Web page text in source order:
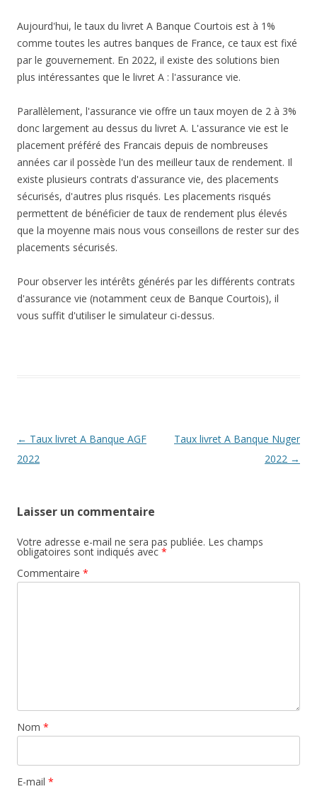
Aujourd'hui, le taux du livret A Banque Courtois est à 1%
comme toutes les autres banques de France, ce taux est fixé
par le gouvernement. En 2022, il existe des solutions bien
plus intéressantes que le livret A : l'assurance vie.
Parallèlement, l'assurance vie offre un taux moyen de 2 à 3%
donc largement au dessus du livret A. L'assurance vie est le
placement préféré des Francais depuis de nombreuses
années car il possède l'un des meilleur taux de rendement. Il
existe plusieurs contrats d'assurance vie, des placements
sécurisés, d'autres plus risqués. Les placements risqués
permettent de bénéficier de taux de rendement plus élevés
que la moyenne mais nous vous conseillons de rester sur des
placements sécurisés.
Pour observer les intérêts générés par les différents contrats
d'assurance vie (notamment ceux de Banque Courtois), il
vous suffit d'utiliser le simulateur ci-dessus.
Navigation
des
← Taux livret A Banque AGF
2022
Taux livret A Banque Nuger
2022 →
Laisser un commentaire
Votre adresse e-mail ne sera pas publiée. Les champs
obligatoires sont indiqués avec *
Commentaire *
Nom *
E-mail *